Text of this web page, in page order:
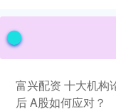
富兴配资 十大机构
后 A股如何应对？